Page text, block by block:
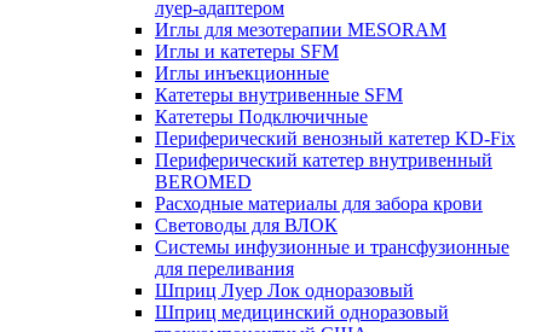
луер-адаптером
Иглы для мезотерапии MESORAM
Иглы и катетеры SFM
Иглы инъекционные
Катетеры внутривенные SFM
Катетеры Подключичные
Периферический венозный катетер KD-Fix
Периферический катетер внутривенный
BEROMED
Расходные материалы для забора крови
Световоды для ВЛОК
Системы инфузионные и трансфузионные
для переливания
Шприц Луер Лок одноразовый
Шприц медицинский одноразовый